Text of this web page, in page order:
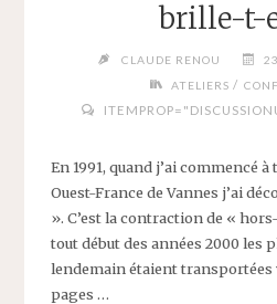
brille-t-
CLAUDE RENOU
ATELIERS /
En 1991, quand j’ai commencé
Ouest-France de Vannes j’ai
». C’est la contraction de «
tout début des années 2000 les
lendemain étaient transportées
pages …